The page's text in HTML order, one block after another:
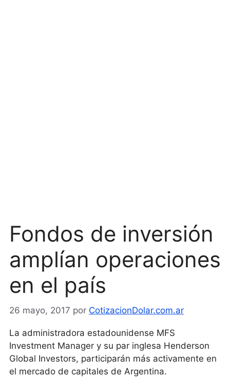
Fondos de inversión
amplían operaciones
en el país
26 mayo, 2017 por CotizacionDolar.com.ar
La administradora estadounidense MFS
Investment Manager y su par inglesa Henderson
Global Investors, participarán más activamente en
el mercado de capitales de Argentina.